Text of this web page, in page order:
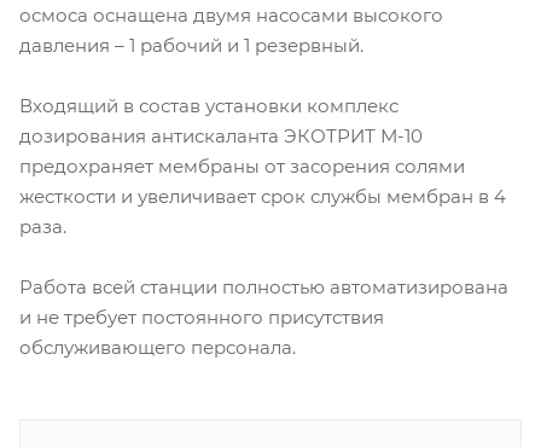
осмоса оснащена двумя насосами высокого
давления – 1 рабочий и 1 резервный.
Входящий в состав установки комплекс
дозирования антискаланта ЭКОТРИТ М-10
предохраняет мембраны от засорения солями
жесткости и увеличивает срок службы мембран в 4
раза.
Работа всей станции полностью автоматизирована
и не требует постоянного присутствия
обслуживающего персонала.